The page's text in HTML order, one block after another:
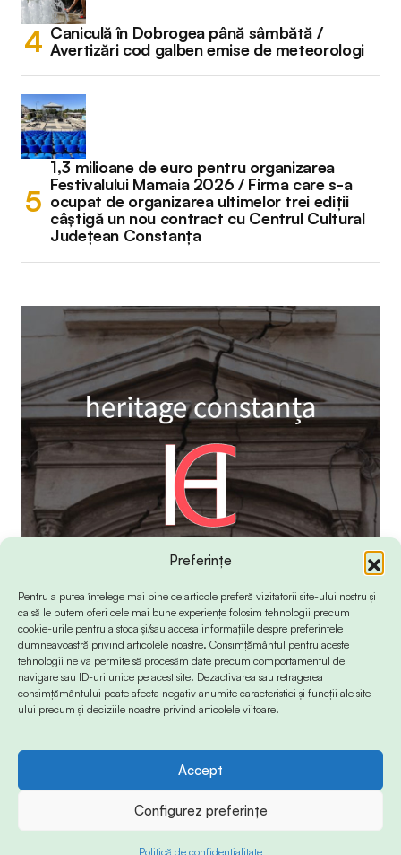
Preferințe
Pentru a putea înțelege mai bine ce articole preferă vizitatorii site-ului nostru și
ca să le putem oferi cele mai bune experiențe folosim tehnologii precum
cookie-urile pentru a stoca și/sau accesa informațiile despre preferințele
dumneavoastră privind articolele noastre. Consimțământul pentru aceste
tehnologii ne va permite să procesăm date precum comportamentul de
navigare sau ID-uri unice pe acest site. Dezactivarea sau retragerea
consimțământului poate afecta negativ anumite caracteristici și funcții ale site-
ului precum și deciziile noastre privind articolele viitoare.
Accept
Configurez preferințe
Politică de confidențialitate
Caniculă în Dobrogea până sâmbătă /
Avertizări cod galben emise de meteorologi
1,3 milioane de euro pentru organizarea
Festivalului Mamaia 2026 / Firma care s-a
ocupat de organizarea ultimelor trei ediții
câștigă un nou contract cu Centrul Cultural
Județean Constanța
© 2024 Info-Sud-Est. All Rights Reserved.